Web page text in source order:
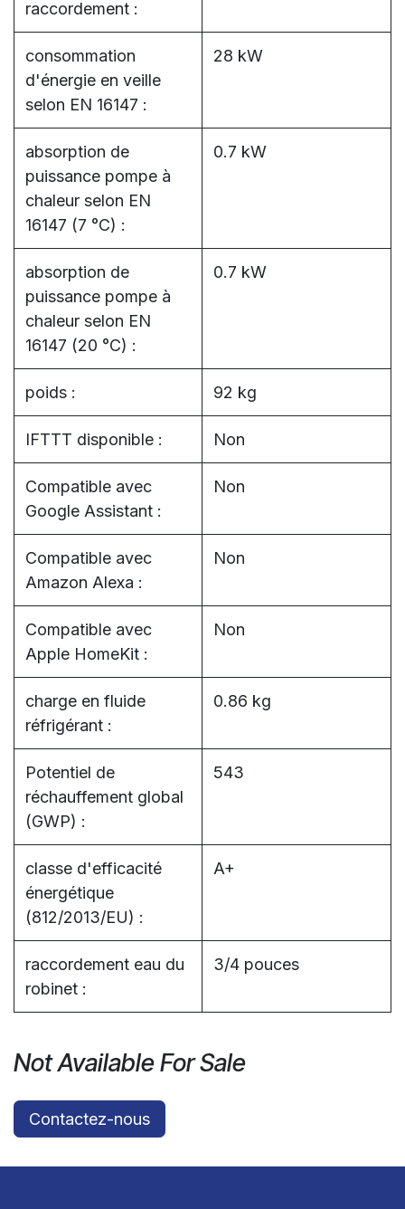
raccordement :
consommation
d'énergie en veille
selon EN 16147 :
28 kW
absorption de
puissance pompe à
chaleur selon EN
16147 (7 °C) :
0.7 kW
absorption de
puissance pompe à
chaleur selon EN
16147 (20 °C) :
0.7 kW
poids : 92 kg
IFTTT disponible : Non
Compatible avec
Google Assistant :
Non
Compatible avec
Amazon Alexa :
Non
Compatible avec
Apple HomeKit :
Non
charge en fluide
réfrigérant :
0.86 kg
Potentiel de
réchauffement global
(GWP) :
543
classe d'efficacité
énergétique
(812/2013/EU) :
A+
raccordement eau du
robinet :
3/4 pouces
Not Available For Sale
Contactez-nous